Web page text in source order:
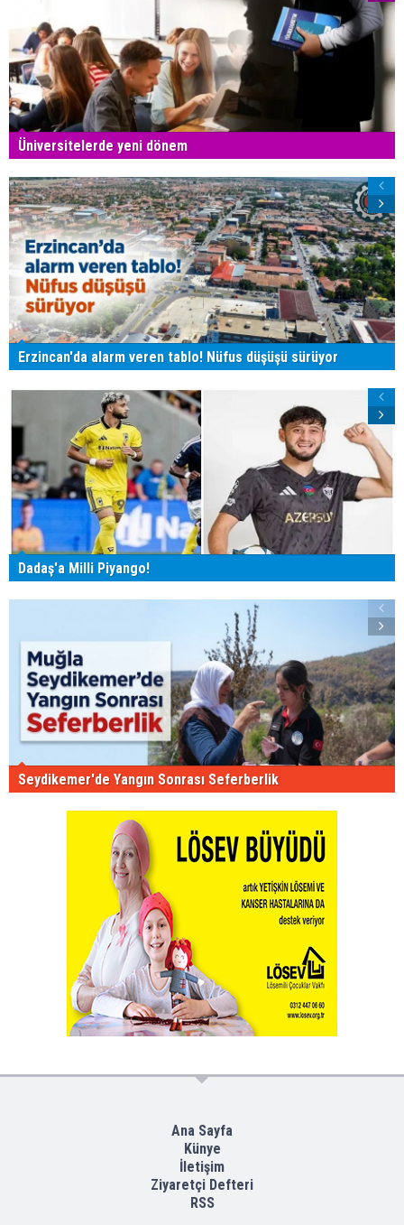
Üniversitelerde yeni dönem
Erzincan'da alarm veren tablo! Nüfus düşüşü sürüyor
Dadaş'a Milli Piyango!
Seydikemer'de Yangın Sonrası Seferberlik
Ana Sayfa
Künye
İletişim
Ziyaretçi Defteri
RSS